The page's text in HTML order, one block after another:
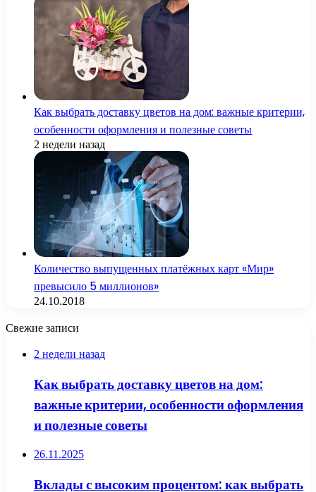
Как выбрать доставку цветов на дом: важные критерии,
особенности оформления и полезные советы
2 недели назад
Количество выпущенных платёжных карт «Мир»
превысило 5 миллионов»
24.10.2018
Свежие записи
2 недели назад
Как выбрать доставку цветов на дом:
важные критерии, особенности оформления
и полезные советы
26.11.2025
Вклады с высоким процентом: как выбрать